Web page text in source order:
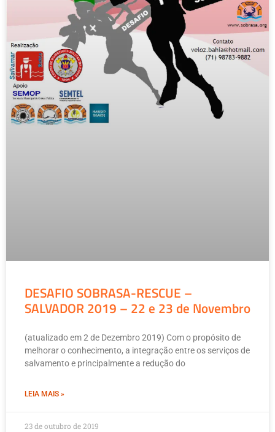
DESAFIO SOBRASA-RESCUE –
SALVADOR 2019 – 22 e 23 de Novembro
(atualizado em 2 de Dezembro 2019) Com o propósito de
melhorar o conhecimento, a integração entre os serviços de
salvamento e principalmente a redução do
LEIA MAIS »
23 de outubro de 2019